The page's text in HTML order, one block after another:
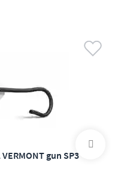
gun SP3